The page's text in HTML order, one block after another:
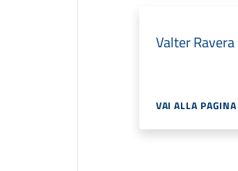
Valter Ravera
VAI ALLA PAGINA